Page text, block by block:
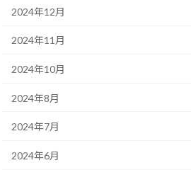
2024年12月
2024年11月
2024年10月
2024年8月
2024年7月
2024年6月